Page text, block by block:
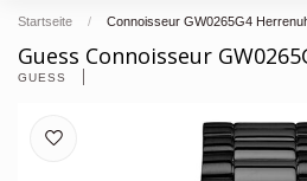
Startseite / Connoisseur GW0265G4
Guess Connoisseur
GUESS